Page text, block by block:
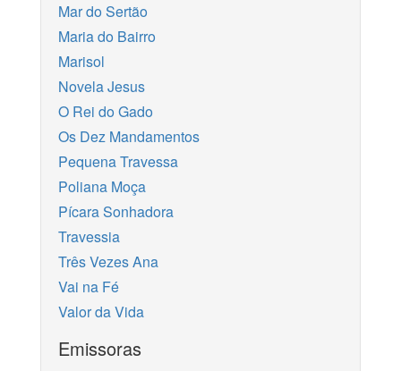
Mar do Sertão
Maria do Bairro
Marisol
Novela Jesus
O Rei do Gado
Os Dez Mandamentos
Pequena Travessa
Poliana Moça
Pícara Sonhadora
Travessia
Três Vezes Ana
Vai na Fé
Valor da Vida
Emissoras